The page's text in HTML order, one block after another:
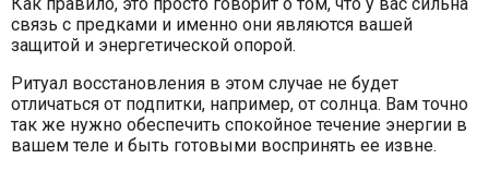
связь с предками и именно они являются вашей
защитой и энергетической опорой.
Ритуал восстановления в этом случае не будет
отличаться от подпитки, например, от солнца. Вам точно
так же нужно обеспечить спокойное течение энергии в
вашем теле и быть готовыми воспринять ее извне.